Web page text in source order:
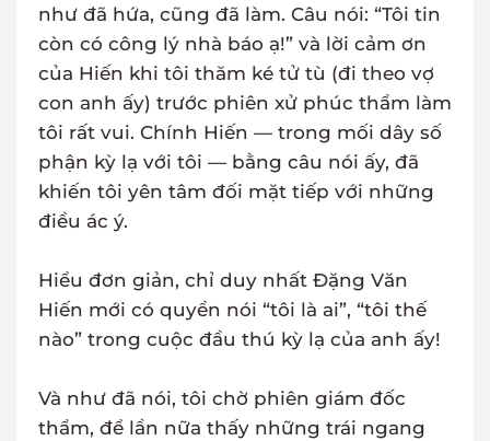
như đã hứa, cũng đã làm. Câu nói: “Tôi tin
còn có công lý nhà báo ạ!” và lời cảm ơn
của Hiến khi tôi thăm ké tử tù (đi theo vợ
con anh ấy) trước phiên xử phúc thẩm làm
tôi rất vui. Chính Hiến — trong mối dây số
phận kỳ lạ với tôi — bằng câu nói ấy, đã
khiến tôi yên tâm đối mặt tiếp với những
điều ác ý.
Hiểu đơn giản, chỉ duy nhất Đặng Văn
Hiến mới có quyền nói “tôi là ai”, “tôi thế
nào” trong cuộc đầu thú kỳ lạ của anh ấy!
Và như đã nói, tôi chờ phiên giám đốc
thẩm, để lần nữa thấy những trái ngang